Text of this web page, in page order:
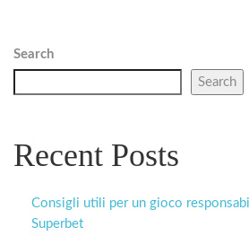
Search
Search
Recent Posts
Consigli utili per un gioco
Superbet